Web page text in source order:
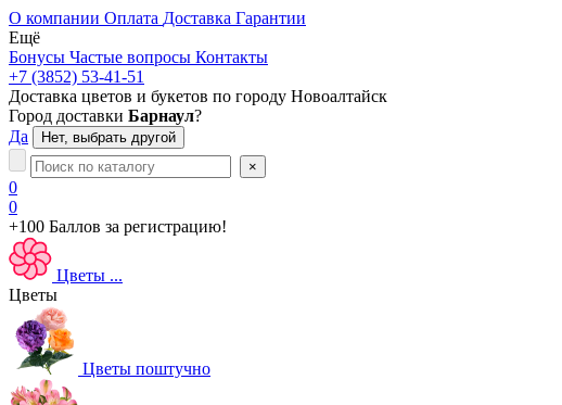
О компании Оплата Доставка Гарантии
Ещё
Бонусы Частые вопросы Контакты
+7 (3852) 53-41-51
Доставка цветов и букетов по городу Новоалтайск
Город доставки Барнаул?
Да
Нет, выбрать другой
×
0
0
+100 Баллов за регистрацию!
Цветы ...
Цветы
Цветы поштучно